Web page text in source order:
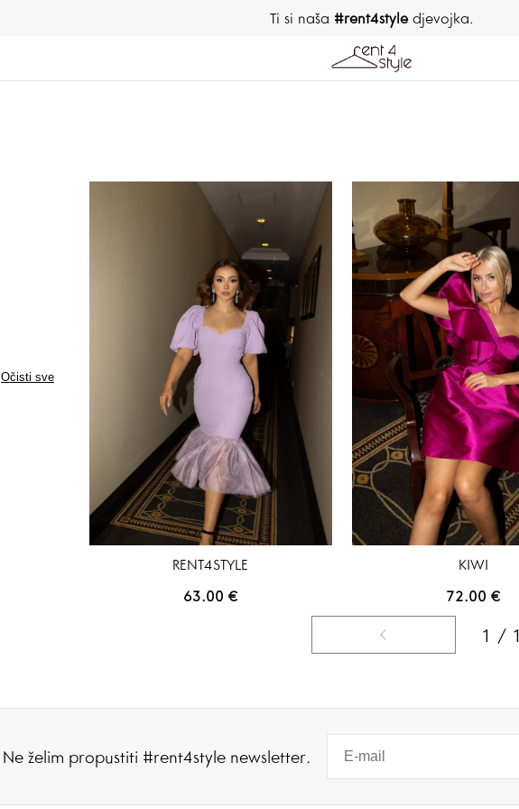
Ti si naša #rent4styledjevojka.
Očisti sve
RENT4STYLE
63.00€
KIWI
72.00€
1 / 1
Ne želim propustiti #rent4style newsletter.